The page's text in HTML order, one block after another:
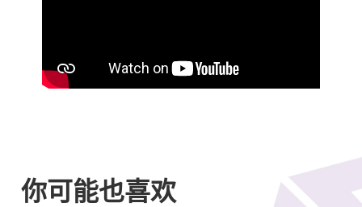
你可能也喜欢